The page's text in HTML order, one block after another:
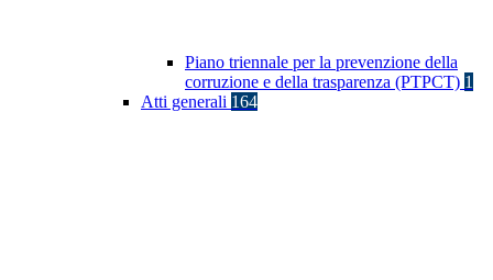
Piano triennale per la prevenzione della
corruzione e della trasparenza (PTPCT) 1
Atti generali 164